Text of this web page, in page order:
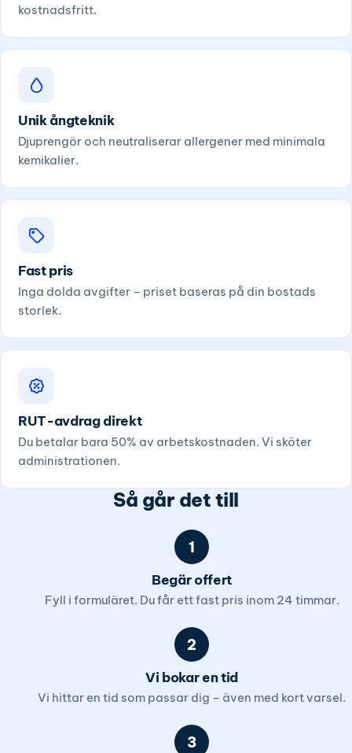
kostnadsfritt.
Unik ångteknik
Djuprengör och neutraliserar allergener med minimala
kemikalier.
Fast pris
Inga dolda avgifter – priset baseras på din bostads
storlek.
RUT-avdrag direkt
Du betalar bara 50% av arbetskostnaden. Vi sköter
administrationen.
Så går det till
1
Begär offert
Fyll i formuläret. Du får ett fast pris inom 24 timmar.
2
Vi bokar en tid
Vi hittar en tid som passar dig – även med kort varsel.
3